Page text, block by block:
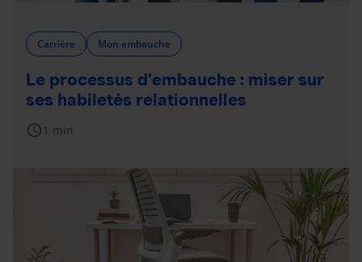
Carrière Mon embauche
Le processus d’embauche : miser sur
ses habiletés relationnelles
schedule 1 min